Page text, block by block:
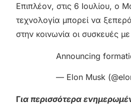
Επιπλέον, στις 6 Ιουλίου, ο
τεχνολογία μπορεί να
στην κοινωνία οι συσκευές
Announcing
— Elon Musk
Για περισσότερα